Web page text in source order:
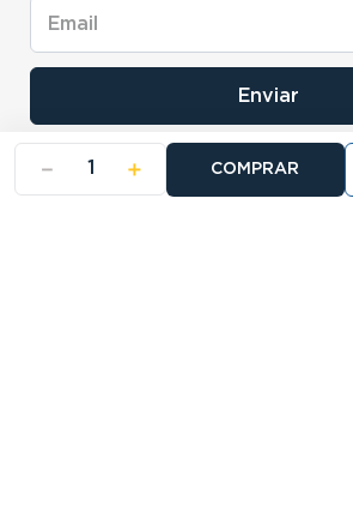
＋
－ COMPRAR
Enviar